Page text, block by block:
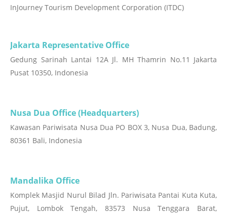
InJourney Tourism Development Corporation (ITDC)
Jakarta Representative Office
Gedung Sarinah Lantai 12A Jl. MH Thamrin No.11 Jakarta
Pusat 10350, Indonesia
Nusa Dua Office (Headquarters)
Kawasan Pariwisata Nusa Dua PO BOX 3, Nusa Dua, Badung,
80361 Bali, Indonesia
Mandalika Office
Komplek Masjid Nurul Bilad Jln. Pariwisata Pantai Kuta Kuta,
Pujut, Lombok Tengah, 83573 Nusa Tenggara Barat,